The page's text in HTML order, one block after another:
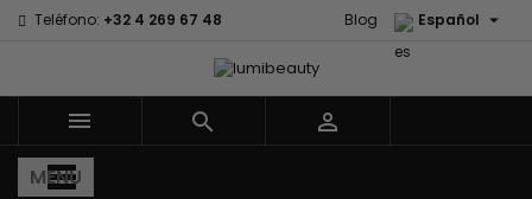
Teléfono: +32 4 269 67 48 Español 
Blog
  
MENU